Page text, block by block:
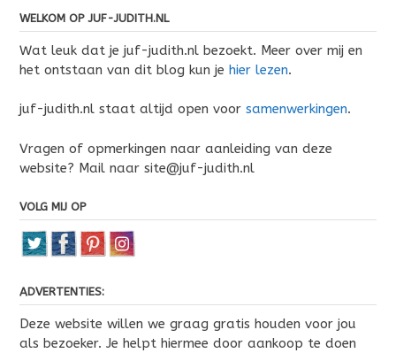
WELKOM OP JUF-JUDITH.NL
Wat leuk dat je juf-judith.nl bezoekt. Meer over mij en
het ontstaan van dit blog kun je hier lezen.
juf-judith.nl staat altijd open voor samenwerkingen.
Vragen of opmerkingen naar aanleiding van deze
website? Mail naar site@juf-judith.nl
VOLG MIJ OP
ADVERTENTIES:
Deze website willen we graag gratis houden voor jou
als bezoeker. Je helpt hiermee door aankoop te doen